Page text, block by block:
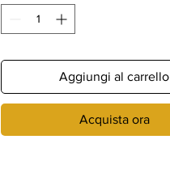
famiglia.
Aggiungi al carrello
Acquista ora